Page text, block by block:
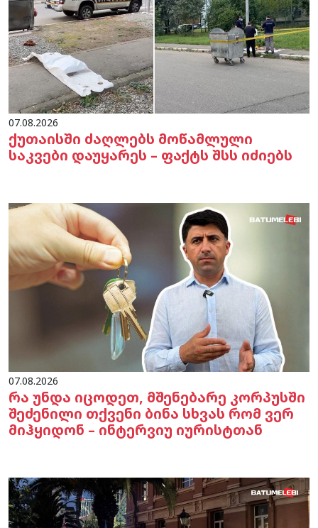
07.08.2026
ქუთაისში ძაღლებს მოწამლული
საკვები დაუყარეს – ფაქტს შსს იძიებს
07.08.2026
რა უნდა იცოდეთ, მშენებარე კორპუსში
შეძენილი თქვენი ბინა სხვას რომ ვერ
მიჰყიდონ – ინტერვიუ იურისტთან